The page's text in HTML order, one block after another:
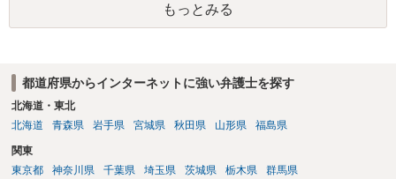
もっとみる
都道府県からインターネットに強い弁護士を探す
北海道・東北
北海道
青森県 岩手県 宮城県 秋田県 山形県 福島県
関東
東京都
神奈川県 千葉県 埼玉県 茨城県 栃木県 群馬県